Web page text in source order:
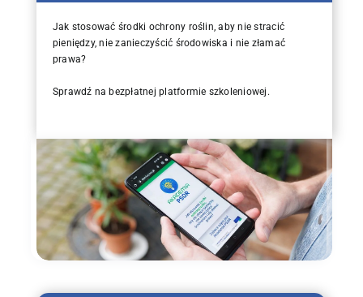
Jak stosować środki ochrony roślin, aby nie stracić
pieniędzy, nie zanieczyścić środowiska i nie złamać
prawa?
Sprawdź na bezpłatnej platformie szkoleniowej.